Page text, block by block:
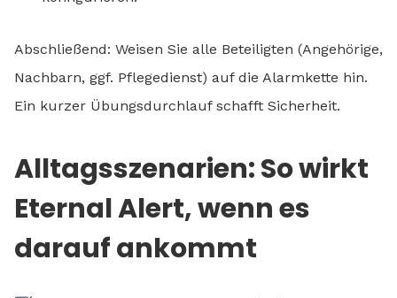
Abschließend: Weisen Sie alle Beteiligten (Angehörige,
Nachbarn, ggf. Pflegedienst) auf die Alarmkette hin.
Ein kurzer Übungsdurchlauf schafft Sicherheit.
Alltagsszenarien: So wirkt
Eternal Alert, wenn es
darauf ankommt